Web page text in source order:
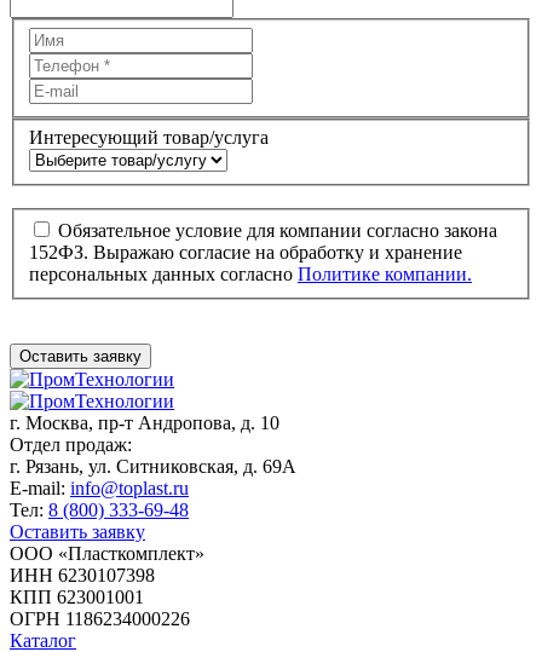
Интересующий товар/услуга
Обязательное условие для компании согласно закона
152ФЗ. Выражаю согласие на обработку и хранение
персональных данных согласно Политике компании.
Оставить заявку
г. Москва, пр-т Андропова, д. 10
Отдел продаж:
г. Рязань, ул. Ситниковская, д. 69А
E-mail: info@toplast.ru
Тел: 8 (800) 333-69-48
Оставить заявку
ООО «Пласткомплект»
ИНН 6230107398
КПП 623001001
ОГРН 1186234000226
Каталог